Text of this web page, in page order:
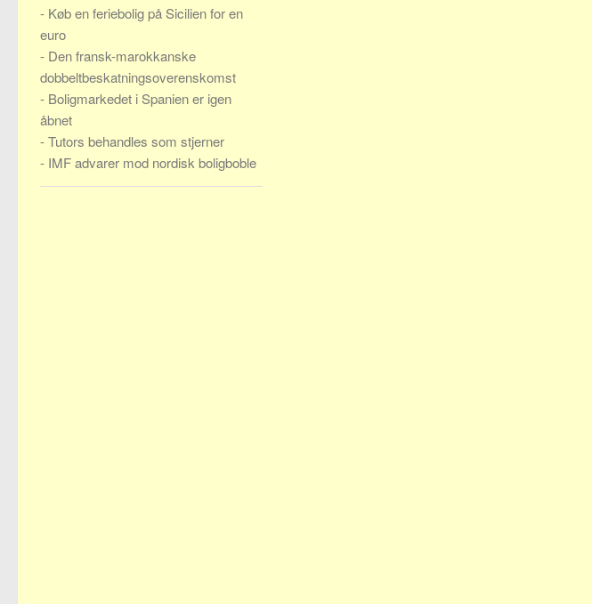
- Køb en feriebolig på Sicilien for en
euro
- Den fransk-marokkanske
dobbeltbeskatningsoverenskomst
- Boligmarkedet i Spanien er igen
åbnet
-Tutors behandles som stjerner
- IMF advarer mod nordisk boligboble